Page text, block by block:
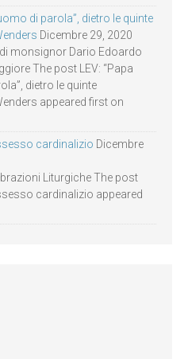
di parola”, dietro le quinte
Dicembre 29, 2020
monsignor Dario Edoardo
The post LEV: “Papa
dietro le quinte
appeared first on
cardinalizio Dicembre
Liturgiche The post
cardinalizio appeared